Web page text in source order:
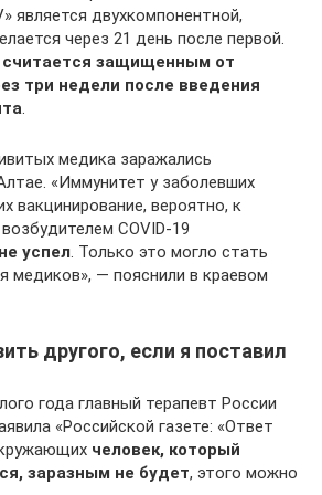
является двухкомпонентной,
через 21 день после первой.
считается защищенным от
три недели после введения
.
медика заражались
«Иммунитет у заболевших
вакцинирование, вероятно, к
COVID-19
успел. Только это могло стать
медиков», — пояснили в краевом
другого, если я поставил
года главный терапевт России
«Российской газете: «Ответ
человек, который
заразным не будет, этого можно